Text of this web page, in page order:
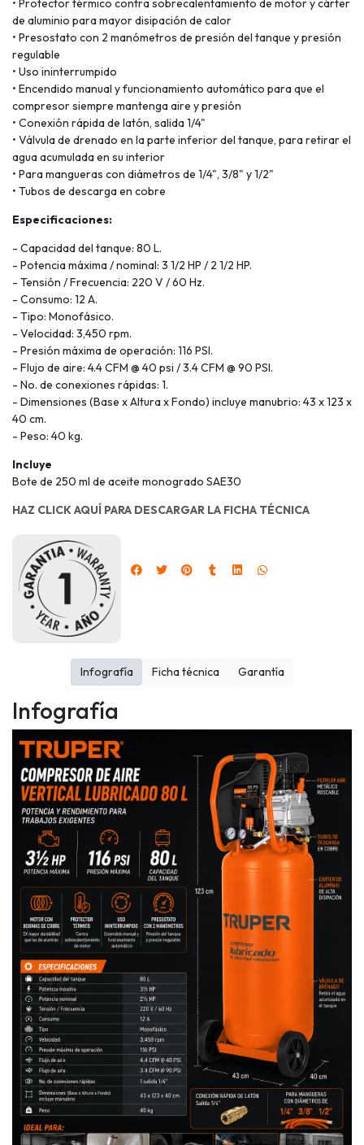
• Protector térmico contra sobrecalentamiento de motor y cárter
de aluminio para mayor disipación de calor
• Presostato con 2 manómetros de presión del tanque y presión
regulable
• Uso ininterrumpido
• Encendido manual y funcionamiento automático para que el
compresor siempre mantenga aire y presión
• Conexión rápida de latón, salida 1/4"
• Válvula de drenado en la parte inferior del tanque, para retirar el
agua acumulada en su interior
• Para mangueras con diámetros de 1/4", 3/8" y 1/2"
• Tubos de descarga en cobre
Especificaciones:
- Capacidad del tanque: 80 L.
- Potencia máxima / nominal: 3 1/2 HP / 2 1/2 HP.
- Tensión / Frecuencia: 220 V / 60 Hz.
- Consumo: 12 A.
- Tipo: Monofásico.
- Velocidad: 3,450 rpm.
- Presión máxima de operación: 116 PSI.
- Flujo de aire: 4.4 CFM @ 40 psi / 3.4 CFM @ 90 PSI.
- No. de conexiones rápidas: 1.
- Dimensiones (Base x Altura x Fondo) incluye manubrio: 43 x 123 x
40 cm.
- Peso: 40 kg.
Incluye
Bote de 250 ml de aceite monogrado SAE30
HAZ CLICK AQUÍ PARA DESCARGAR LA FICHA TÉCNICA
Infografía
Infografía Ficha técnica Garantía